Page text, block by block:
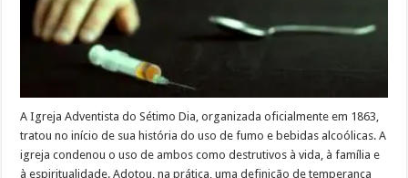
A Igreja Adventista do Sétimo Dia, organizada oficialmente em 1863,
tratou no início de sua história do uso de fumo e bebidas alcoólicas. A
igreja condenou o uso de ambos como destrutivos à vida, à família e
à espiritualidade. Adotou, na prática, uma definição de temperança